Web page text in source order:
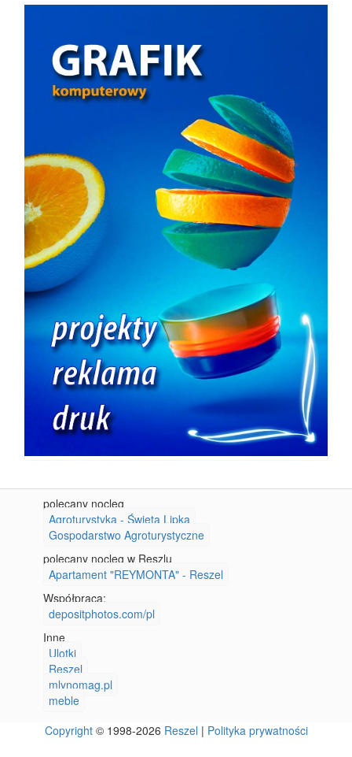
polecany nocleg
Agroturystyka - Święta Lipka
Gospodarstwo Agroturystyczne
polecany nocleg w Reszlu
Apartament "REYMONTA" - Reszel
Współpraca:
depositphotos.com/pl
Inne
Ulotki
Reszel
mlynomag.pl
meble
Copyright© 1998-2026 Reszel | Polityka prywatności